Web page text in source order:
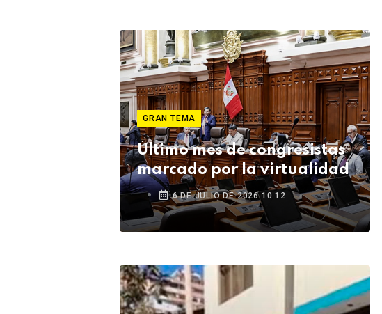
GRAN TEMA
Último mes de congresistas
marcado por la virtualidad
6 DE JULIO DE 2026 10:12